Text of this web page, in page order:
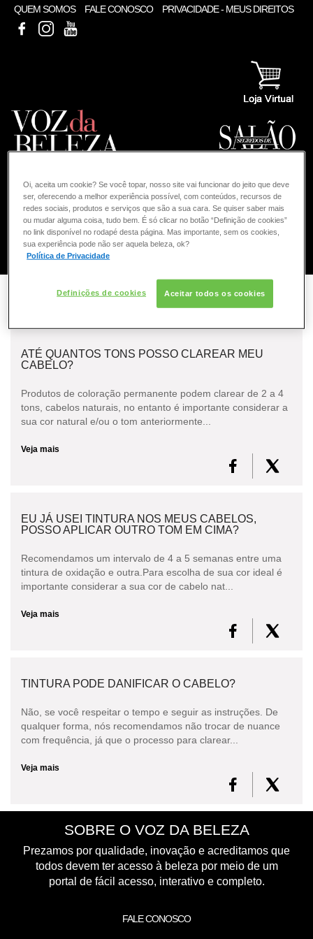
QUEM SOMOS FALE CONOSCO
PRIVACIDADE - MEUS DIREITOS
FACEBOOKINSTAGRAM
COMO POSSO AJUDAR? DÚVIDAS SOBRE:
CONSULTORIA DE PRODUTOS L'ORÉAL
VOZ DA BELEZA L'ORÉAL PROFESSIONNEL
Busca para: clarear o cabelo
ATÉ QUANTOS TONS POSSO CLAREAR MEU
CABELO?
Produtos de coloração permanente podem clarear de 2 a 4
tons, cabelos naturais, no entanto é importante considerar a
sua cor natural e/ou o tom anteriormente...
Veja mais
EU JÁ USEI TINTURA NOS MEUS CABELOS,
POSSO APLICAR OUTRO TOM EM CIMA?
Recomendamos um intervalo de 4 a 5 semanas entre uma
tintura de oxidação e outra.Para escolha de sua cor ideal é
importante considerar a sua cor de cabelo nat...
Veja mais
TINTURA PODE DANIFICAR O CABELO?
Não, se você respeitar o tempo e seguir as instruções. De
qualquer forma, nós recomendamos não trocar de nuance
com frequência, já que o processo para clarear...
Veja mais
SOBRE O VOZ DA BELEZA
Prezamos por qualidade, inovação e acreditamos que
todos devem ter acesso à beleza por meio de um
portal de fácil acesso, interativo e completo.
FALE CONOSCO
Oi, aceita um cookie? Se você topar, nosso site vai funcionar do jeito que deve
ser, oferecendo a melhor experiência possível, com conteúdos, recursos de
redes sociais, produtos e serviços que são a sua cara. Se quiser saber mais
ou mudar alguma coisa, tudo bem. É só clicar no botão “Definição de cookies”
no link disponível no rodapé desta página. Mas importante, sem os cookies,
sua experiência pode não ser aquela beleza, ok?
Política de Privacidade
Definições de cookies Aceitar todos os cookies